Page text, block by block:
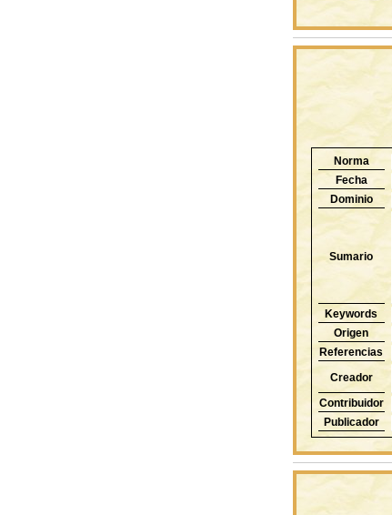
Norma
Fecha
Dominio
Sumario
Keywords
Origen
Referencias
Creador
Contribuidor
Publicador